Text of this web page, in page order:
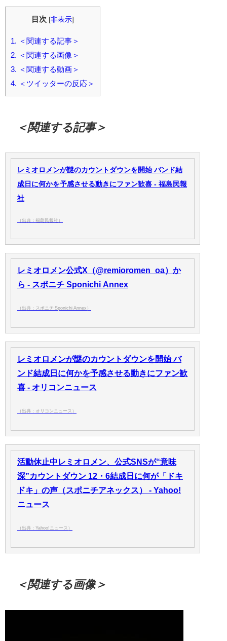
目次 [非表示]
1. ＜関連する記事＞
2. ＜関連する画像＞
3. ＜関連する動画＞
4. ＜ツイッターの反応＞
＜関連する記事＞
レミオロメンが謎のカウントダウンを開始 バンド結
成日に何かを予感させる動きにファン歓喜 - 福島民報
社
（出典：福島民報社）
レミオロメン公式X（@remioromen_oa）か
ら - スポニチ Sponichi Annex
（出典：スポニチ Sponichi Annex）
レミオロメンが謎のカウントダウンを開始 バ
ンド結成日に何かを予感させる動きにファン歓
喜 - オリコンニュース
（出典：オリコンニュース）
活動休止中レミオロメン、公式SNSが“意味
深”カウントダウン 12・6結成日に何が「ドキ
ドキ」の声（スポニチアネックス） - Yahoo!
ニュース
（出典：Yahoo!ニュース）
＜関連する画像＞